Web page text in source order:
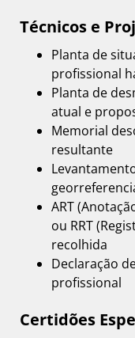
Técnicos e
Planta de
profissional
Planta de
atual e
Memorial
resultante
ART
ou RRT
recolhida
Declaração
profissional
Certidões